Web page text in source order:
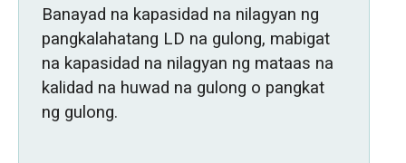
Banayad na kapasidad na nilagyan ng
pangkalahatang LD na gulong, mabigat
na kapasidad na nilagyan ng mataas na
kalidad na huwad na gulong o pangkat
ng gulong.